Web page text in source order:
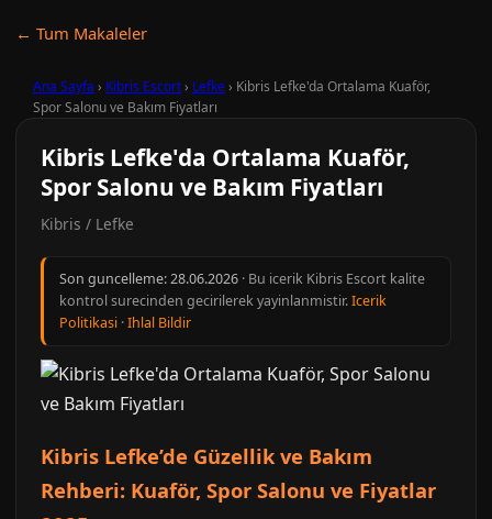
← Tum Makaleler
Ana Sayfa › Kibris Escort› Lefke› Kibris Lefke'da Ortalama Kuaför,
Spor Salonu ve Bakım Fiyatları
Kibris Lefke'da Ortalama Kuaför,
Spor Salonu ve Bakım Fiyatları
Kibris / Lefke
Son guncelleme:28.06.2026 · Bu icerik Kibris Escort kalite
kontrol surecinden gecirilerek yayinlanmistir.Icerik
Politikasi ·Ihlal Bildir
Kibris Lefke’de Güzellik ve Bakım
Rehberi: Kuaför, Spor Salonu ve Fiyatlar